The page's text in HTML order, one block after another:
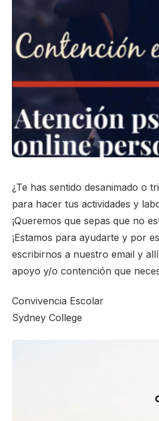
¿Te has sentido desanimado o
para hacer tus actividades y
¡Queremos que sepas que no
¡Estamos para ayudarte y por
escribirnos a nuestro email y
apoyo y/o contención que
Convivencia Escolar
Sydney College